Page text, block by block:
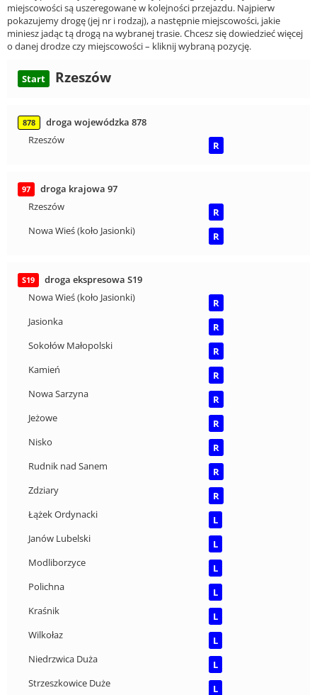
miejscowości są uszeregowane w kolejności przejazdu. Najpierw
pokazujemy drogę (jej nr i rodzaj), a następnie miejscowości, jakie
miniesz jadąc tą drogą na wybranej trasie. Chcesz się dowiedzieć więcej
o danej drodze czy miejscowości – kliknij wybraną pozycję.
Start Rzeszów
878
droga wojewódzka 878
Rzeszów
R
97
droga krajowa 97
Rzeszów
R
Nowa Wieś (koło Jasionki)
R
S19
droga ekspresowa S19
Nowa Wieś (koło Jasionki)
R
Jasionka
R
Sokołów Małopolski
R
Kamień
R
Nowa Sarzyna
R
Jeżowe
R
Nisko
R
Rudnik nad Sanem
R
Zdziary
R
Łążek Ordynacki
L
Janów Lubelski
L
Modliborzyce
L
Polichna
L
Kraśnik
L
Wilkołaz
L
Niedrzwica Duża
L
Strzeszkowice Duże
L